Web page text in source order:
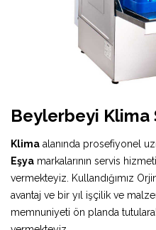
Beylerbeyi Klima
Klima alanında prosefiyonel
Eşya markalarının servis
vermekteyiz. Kullandığımız
avantaj ve bir yıl işçilik ve
memnuniyeti ön planda